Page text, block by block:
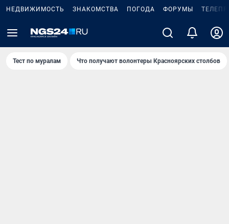
НЕДВИЖИМОСТЬ ЗНАКОМСТВА ПОГОДА ФОРУМЫ
Тест по мурaлaм Что получают волонтеры Красноярских столбов